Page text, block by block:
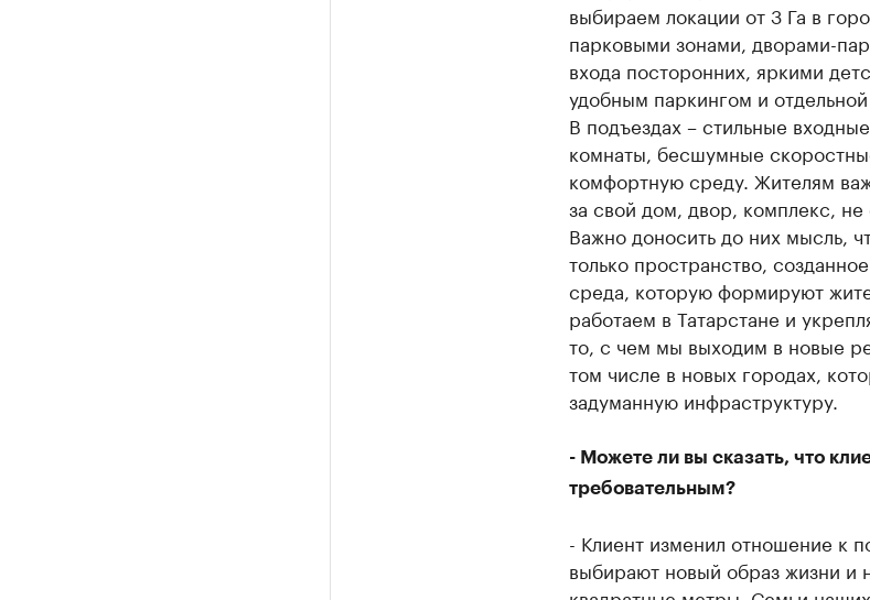
выбираем локации от 3 Га в
парковыми зонами, дворами-
входа посторонних, яркими
удобным паркингом и
В подъездах – стильные
комнаты, бесшумные
комфортную среду. Жителям
за свой дом, двор, комплекс, не
Важно доносить до них мысль,
только пространство,
среда, которую формируют
работаем в Татарстане и
то, с чем мы выходим в новые
том числе в новых городах,
задуманную инфраструктуру.
- Можете ли вы сказать, что
требовательным?
- Клиент изменил отношение к
выбирают новый образ жизни и